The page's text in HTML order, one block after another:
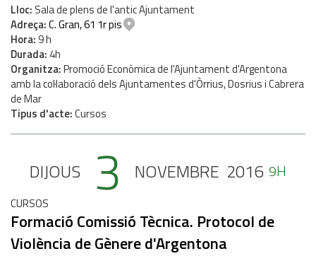
Lloc Sala de plens de l'antic Ajuntament
Adreça C. Gran, 61 1r pis
Hora 9 h
Durada 4h
Organitza Promoció Econòmica de l'Ajuntament d'Argentona
amb la col·laboració dels Ajuntamentes d'Òrrius, Dosrius i Cabrera
de Mar
Tipus d'acte Cursos
DIJOUS 3 NOVEMBRE 2016 9H
CURSOS
Formació Comissió Tècnica. Protocol de
Violència de Gènere d'Argentona